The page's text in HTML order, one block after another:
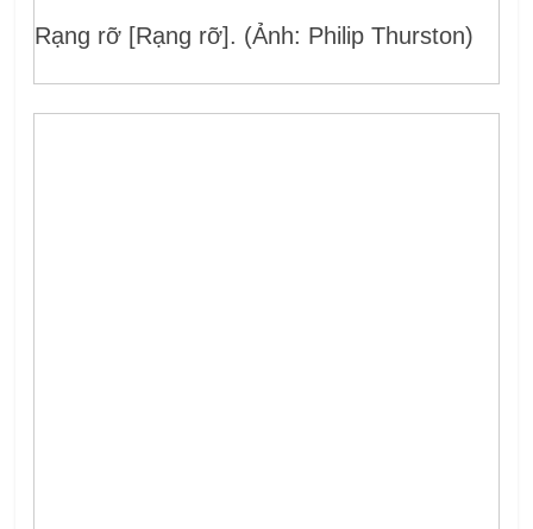
Rạng rỡ [Rạng rỡ]. (Ảnh: Philip Thurston)